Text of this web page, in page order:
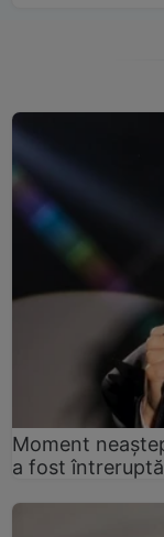
Moment
a fost